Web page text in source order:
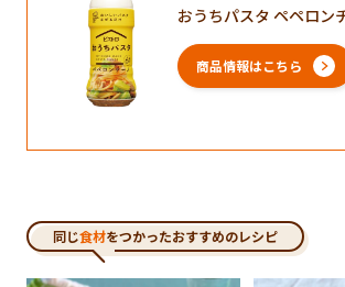
おうちパスタ ペペロン
商品情報はこちら
同じ食材をつかったおすすめのレシピ